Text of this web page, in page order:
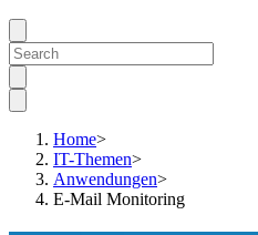
Home>
IT-Themen>
Anwendungen>
E-Mail Monitoring